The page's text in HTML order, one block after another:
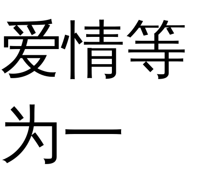
爱情等
为一